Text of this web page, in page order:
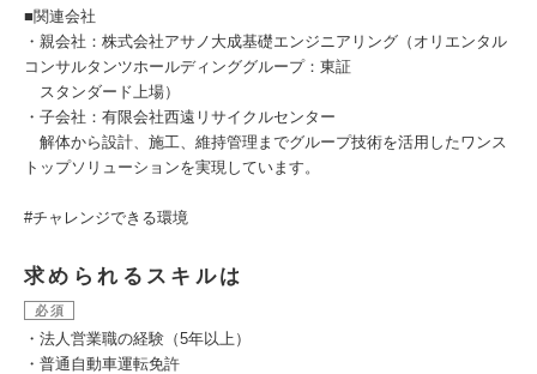
■関連会社
・親会社：株式会社アサノ大成基礎エンジニアリング（オリエンタル
コンサルタンツホールディンググループ：東証
スタンダード上場）
・子会社：有限会社西遠リサイクルセンター
解体から設計、施工、維持管理までグループ技術を活用したワンス
トップソリューションを実現しています。
#チャレンジできる環境
求められるスキルは
必須
・法人営業職の経験（5年以上）
・普通自動車運転免許